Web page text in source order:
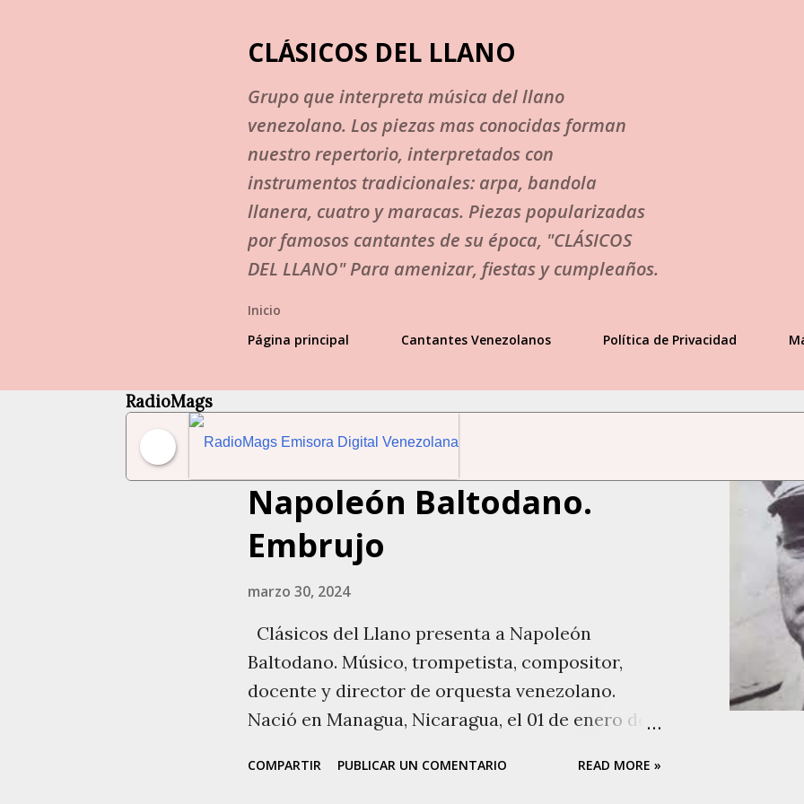
CLÁSICOS DEL LLANO
Grupo que interpreta música del llano
venezolano. Los piezas mas conocidas forman
nuestro repertorio, interpretados con
instrumentos tradicionales: arpa, bandola
llanera, cuatro y maracas. Piezas popularizadas
por famosos cantantes de su época, "CLÁSICOS
DEL LLANO" Para amenizar, fiestas y cumpleaños.
Inicio
Página principal
Cantantes Venezolanos Política de Privacidad
Entradas
RadioMags
RadioMags Emisora Digital Venezolana
Napoleón Baltodano.
Embrujo
marzo 30, 2024
Clásicos del Llano presenta a Napoleón
Baltodano. Músico, trompetista, compositor,
docente y director de orquesta venezolano.
Nació en Managua, Nicaragua, el 01 de enero de
Sombrero, estado Guárico, a los 75 años. Desde
COMPARTIR PUBLICAR UN COMENTARIO READ MORE »